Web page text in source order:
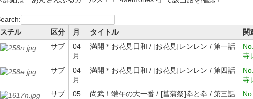
スチル
区分 月 タイトル
関
サブ
04
月
満開＊お花見日和 / [お花見]レンレン / 第一話
寺
サブ
04
月
満開＊お花見日和 / [お花見]レンレン / 第四話
寺
サブ
05
尚武！端午の大一番 / [菖蒲祭]拳と拳 / 第三話